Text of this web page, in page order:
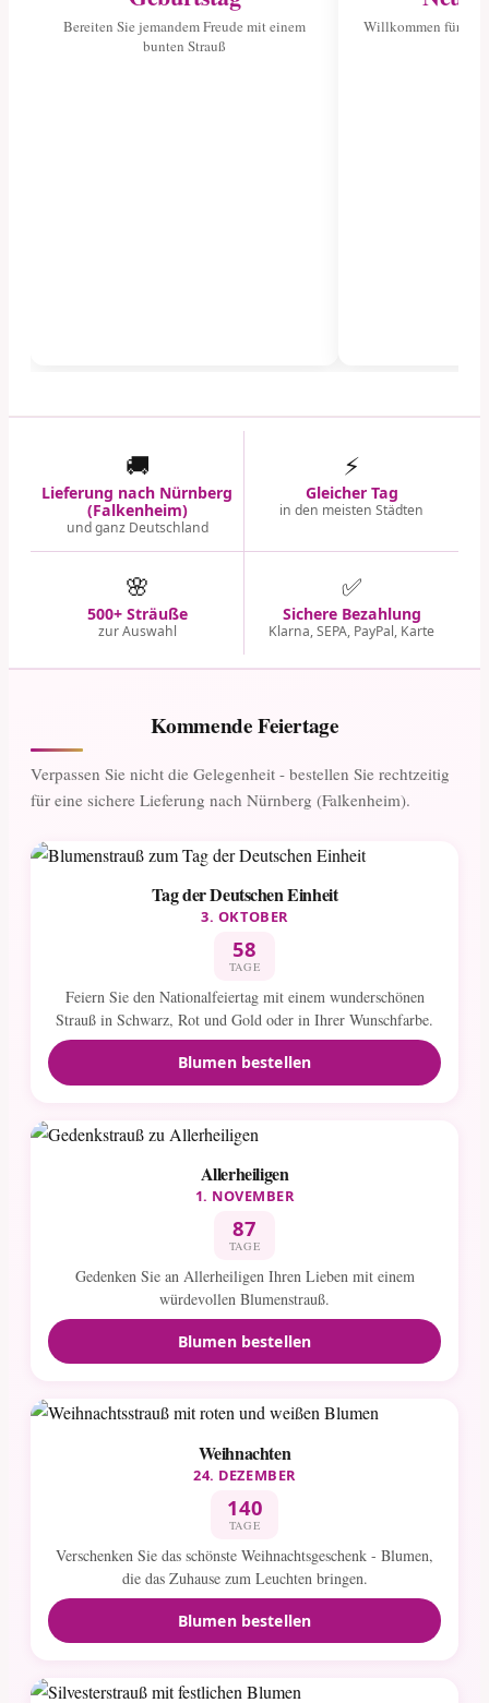
Bereiten Sie jemandem Freude mit einem
bunten Strauß
Willkommen für
🚚
Lieferung nach Nürnberg
(Falkenheim)
und ganz Deutschland
⚡
Gleicher Tag
in den meisten Städten
🌸
500+ Sträuße
zur Auswahl
✅
Sichere Bezahlung
Klarna, SEPA, PayPal, Karte
Kommende Feiertage
Verpassen Sie nicht die Gelegenheit - bestellen Sie rechtzeitig
für eine sichere Lieferung nach Nürnberg (Falkenheim).
Tag der Deutschen Einheit
3. OKTOBER
58
TAGE
Feiern Sie den Nationalfeiertag mit einem wunderschönen
Strauß in Schwarz, Rot und Gold oder in Ihrer Wunschfarbe.
Blumen bestellen
Allerheiligen
1. NOVEMBER
87
TAGE
Gedenken Sie an Allerheiligen Ihren Lieben mit einem
würdevollen Blumenstrauß.
Blumen bestellen
Weihnachten
24. DEZEMBER
140
TAGE
Verschenken Sie das schönste Weihnachtsgeschenk - Blumen,
die das Zuhause zum Leuchten bringen.
Blumen bestellen